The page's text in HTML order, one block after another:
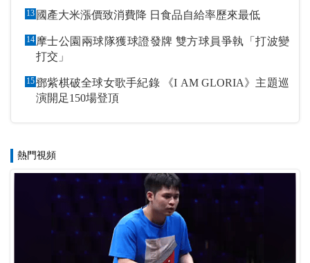
13 國產大米漲價致消費降 日食品自給率歷來最低
14 摩士公園兩球隊獲球證發牌 雙方球員爭執「打波變
打交」
15鄧紫棋破全球女歌手紀錄 《I AM GLORIA》主題巡
演開足150場登頂
熱門視頻